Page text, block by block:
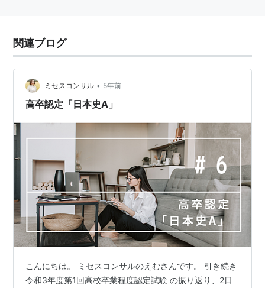
関連ブログ
ミセスコンサル • 5年前
高卒認定「日本史A」
こんにちは。 ミセスコンサルのえむさんです。 引き続き
令和3年度第1回高校卒業程度認定試験 の振り返り、2日